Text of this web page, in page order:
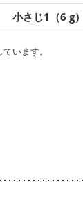
小さじ1（6 g）
います。